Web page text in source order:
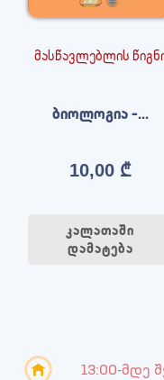
მასწავლებლის
ბიოლოგია –...
10,00 ₾
კალათაში
დამატება
13:00-მდე